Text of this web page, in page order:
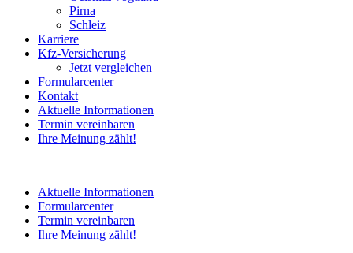
Pirna
Schleiz
Karriere
Kfz-Versicherung
Jetzt vergleichen
Formularcenter
Kontakt
Aktuelle Informationen
Termin vereinbaren
Ihre Meinung zählt!
Aktuelle Informationen
Formularcenter
Termin vereinbaren
Ihre Meinung zählt!